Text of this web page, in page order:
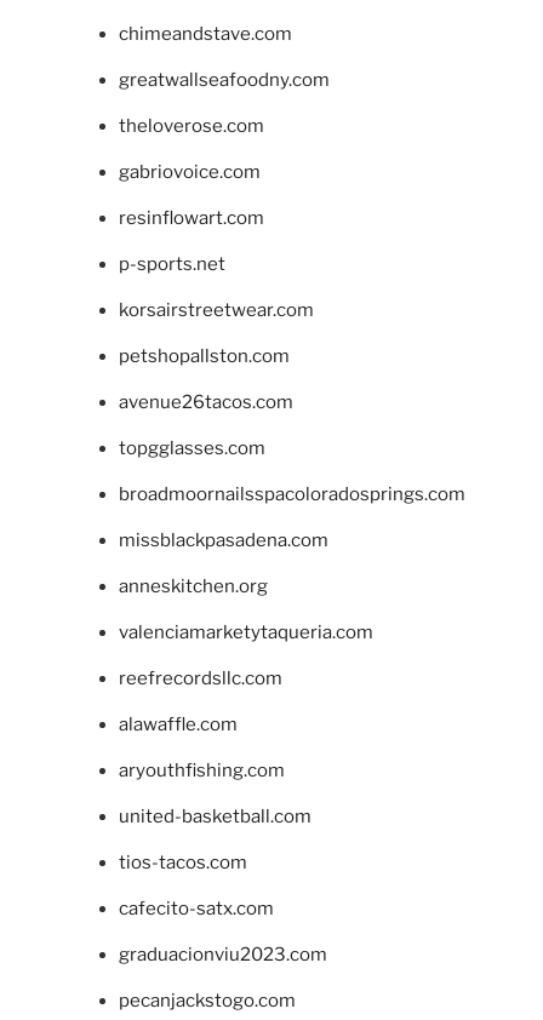
chimeandstave.com
greatwallseafoodny.com
theloverose.com
gabriovoice.com
resinflowart.com
p-sports.net
korsairstreetwear.com
petshopallston.com
avenue26tacos.com
topgglasses.com
broadmoornailsspacoloradosprings.com
missblackpasadena.com
anneskitchen.org
valenciamarketytaqueria.com
reefrecordsllc.com
alawaffle.com
aryouthfishing.com
united-basketball.com
tios-tacos.com
cafecito-satx.com
graduacionviu2023.com
pecanjackstogo.com